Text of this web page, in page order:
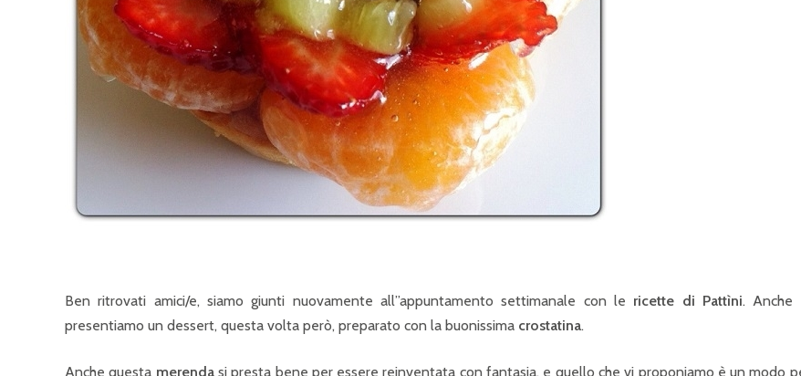
P
A
L
E
Ben ritrovati amici/e, siamo giunti nuovamente all”appuntamento settimanale con le ricette di Pattìni. Anche
presentiamo un dessert, questa volta però, preparato con la buonissima crostatina.
Anche questa merendasi presta bene per essere reinventata con fantasia, e quello che vi proponiamo è un modo